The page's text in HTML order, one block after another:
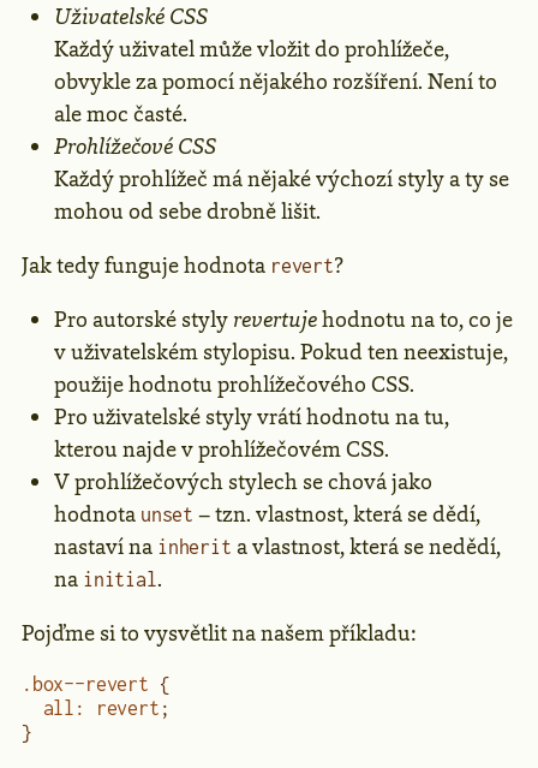
Uživatelské CSS
Každý uživatel může vložit do prohlížeče,
obvykle za pomocí nějakého rozšíření. Není to
ale moc časté.
Prohlížečové CSS
Každý prohlížeč má nějaké výchozí styly a ty se
mohou od sebe drobně lišit.
Jak tedy funguje hodnota revert?
Pro autorské styly revertujehodnotu na to, co je
v uživatelském stylopisu. Pokud ten neexistuje,
použije hodnotu prohlížečového CSS.
Pro uživatelské styly vrátí hodnotu na tu,
kterou najde v prohlížečovém CSS.
V prohlížečových stylech se chová jako
hodnota unset – tzn. vlastnost, která se dědí,
nastaví na inherit a vlastnost, která se nedědí,
na initial.
Pojďme si to vysvětlit na našem příkladu:
.box--revert {
  all
: revert ;
}